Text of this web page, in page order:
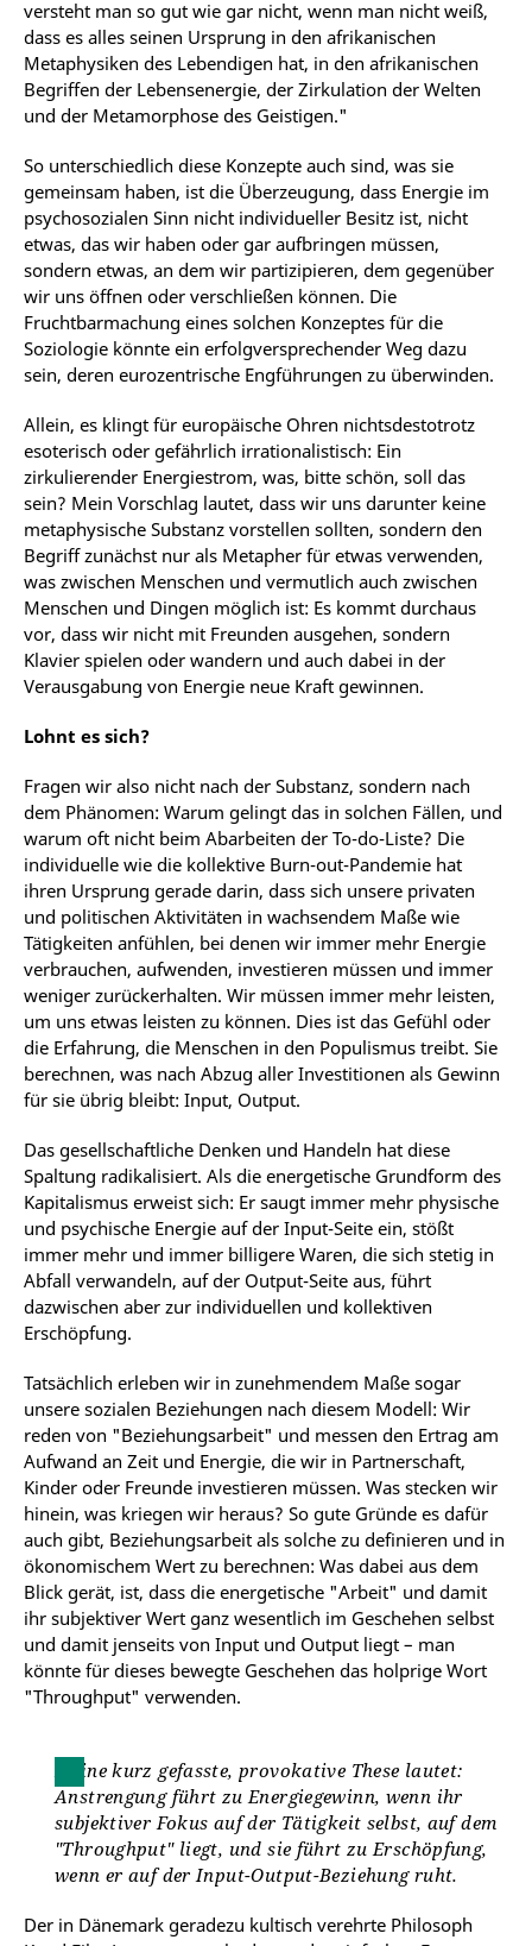
versteht man so gut wie gar nicht, wenn man nicht weiß,
dass es alles seinen Ursprung in den afrikanischen
Metaphysiken des Lebendigen hat, in den afrikanischen
Begriffen der Lebensenergie, der Zirkulation der Welten
und der Metamorphose des Geistigen."
So unterschiedlich diese Konzepte auch sind, was sie
gemeinsam haben, ist die Überzeugung, dass Energie im
psychosozialen Sinn nicht individueller Besitz ist, nicht
etwas, das wir haben oder gar aufbringen müssen,
sondern etwas, an dem wir partizipieren, dem gegenüber
wir uns öffnen oder verschließen können. Die
Fruchtbarmachung eines solchen Konzeptes für die
Soziologie könnte ein erfolgversprechender Weg dazu
sein, deren eurozentrische Engführungen zu überwinden.
Allein, es klingt für europäische Ohren nichtsdestotrotz
esoterisch oder gefährlich irrationalistisch: Ein
zirkulierender Energiestrom, was, bitte schön, soll das
sein? Mein Vorschlag lautet, dass wir uns darunter keine
metaphysische Substanz vorstellen sollten, sondern den
Begriff zunächst nur als Metapher für etwas verwenden,
was zwischen Menschen und vermutlich auch zwischen
Menschen und Dingen möglich ist: Es kommt durchaus
vor, dass wir nicht mit Freunden ausgehen, sondern
Klavier spielen oder wandern und auch dabei in der
Verausgabung von Energie neue Kraft gewinnen.
Lohnt es sich?
Fragen wir also nicht nach der Substanz, sondern nach
dem Phänomen: Warum gelingt das in solchen Fällen, und
warum oft nicht beim Abarbeiten der To-do-Liste? Die
individuelle wie die kollektive Burn-out-Pandemie hat
ihren Ursprung gerade darin, dass sich unsere privaten
und politischen Aktivitäten in wachsendem Maße wie
Tätigkeiten anfühlen, bei denen wir immer mehr Energie
verbrauchen, aufwenden, investieren müssen und immer
weniger zurückerhalten. Wir müssen immer mehr leisten,
um uns etwas leisten zu können. Dies ist das Gefühl oder
die Erfahrung, die Menschen in den Populismus treibt. Sie
berechnen, was nach Abzug aller Investitionen als Gewinn
für sie übrig bleibt: Input, Output.
Das gesellschaftliche Denken und Handeln hat diese
Spaltung radikalisiert. Als die energetische Grundform des
Kapitalismus erweist sich: Er saugt immer mehr physische
und psychische Energie auf der Input-Seite ein, stößt
immer mehr und immer billigere Waren, die sich stetig in
Abfall verwandeln, auf der Output-Seite aus, führt
dazwischen aber zur individuellen und kollektiven
Erschöpfung.
Tatsächlich erleben wir in zunehmendem Maße sogar
unsere sozialen Beziehungen nach diesem Modell: Wir
reden von "Beziehungsarbeit" und messen den Ertrag am
Aufwand an Zeit und Energie, die wir in Partnerschaft,
Kinder oder Freunde investieren müssen. Was stecken wir
hinein, was kriegen wir heraus? So gute Gründe es dafür
auch gibt, Beziehungsarbeit als solche zu definieren und in
ökonomischem Wert zu berechnen: Was dabei aus dem
Blick gerät, ist, dass die energetische "Arbeit" und damit
ihr subjektiver Wert ganz wesentlich im Geschehen selbst
und damit jenseits von Input und Output liegt – man
könnte für dieses bewegte Geschehen das holprige Wort
"Throughput" verwenden.
Meine kurz gefasste, provokative These lautet:
Anstrengung führt zu Energiegewinn, wenn ihr
subjektiver Fokus auf der Tätigkeit selbst, auf dem
"Throughput" liegt, und sie führt zu Erschöpfung,
wenn er auf der Input-Output-Beziehung ruht.
Der in Dänemark geradezu kultisch verehrte Philosoph